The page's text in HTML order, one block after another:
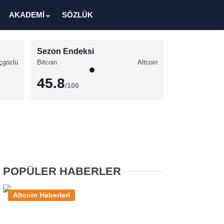
AKADEMİ SÖZLÜK
Sezon Endeksi
Bitcoin Altcoin
45.8/100
POPÜLER HABERLER
Altcoin Haberleri